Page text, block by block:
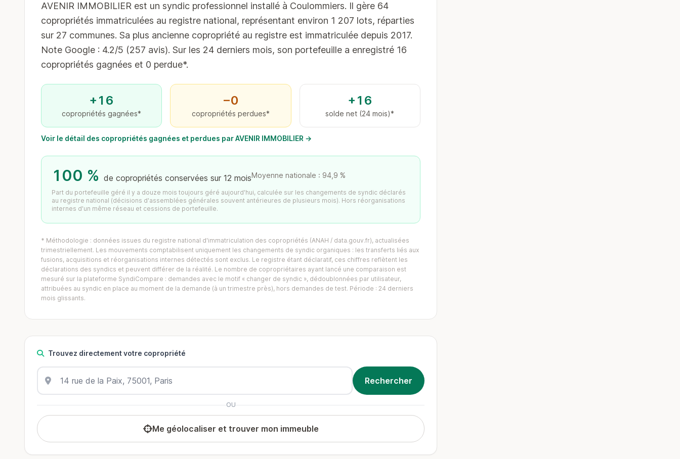
AVENIR IMMOBILIER est un syndic professionnel installé à Coulommiers. Il gère 64
copropriétés immatriculées au registre national, représentant environ 1 207 lots, réparties
sur 27 communes. Sa plus ancienne copropriété au registre est immatriculée depuis 2017.
Note Google : 4.2/5 (257 avis). Sur les 24 derniers mois, son portefeuille a enregistré 16
copropriétés gagnées et 0 perdue*.
+16
copropriétés gagnées*
−0
copropriétés perdues*
+16
solde net (24 mois)*
Voir le détail des copropriétés gagnées et perdues par AVENIR IMMOBILIER →
100 % de copropriétés conservées sur 12 moisMoyenne nationale : 94,9 %
Part du portefeuille géré il y a douze mois toujours géré aujourd'hui, calculée sur les changements de syndic déclarés
au registre national (décisions d'assemblées générales souvent antérieures de plusieurs mois). Hors réorganisations
internes d'un même réseau et cessions de portefeuille.
* Méthodologie : données issues du registre national d'immatriculation des copropriétés (ANAH / data.gouv.fr), actualisées
trimestriellement. Les mouvements comptabilisent uniquement les changements de syndic organiques : les transferts liés aux
fusions, acquisitions et réorganisations internes détectés sont exclus. Le registre étant déclaratif, ces chiffres reflètent les
déclarations des syndics et peuvent différer de la réalité. Le nombre de copropriétaires ayant lancé une comparaison est
mesuré sur la plateforme SyndiCompare : demandes avec le motif « changer de syndic », dédoublonnées par utilisateur,
attribuées au syndic en place au moment de la demande (à un trimestre près), hors demandes de test. Période : 24 derniers
mois glissants.
Trouvez directement votre copropriété
OU
Me géolocaliser et trouver mon immeuble